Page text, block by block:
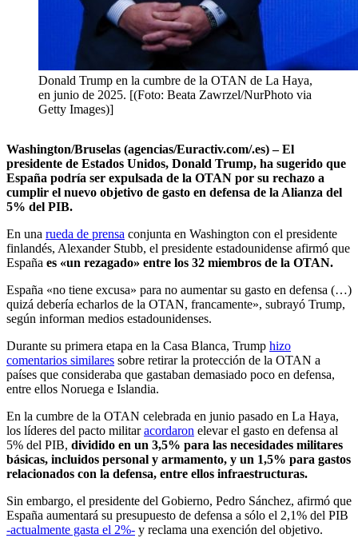
Donald Trump en la cumbre de la OTAN de La Haya,
en junio de 2025. [(Foto: Beata Zawrzel/NurPhoto via
Getty Images)]
Washington/Bruselas (agencias/Euractiv.com/.es) – El
presidente de Estados Unidos, Donald Trump, ha sugerido que
España podría ser expulsada de la OTAN por su rechazo a
cumplir el nuevo objetivo de gasto en defensa de la Alianza del
5% del PIB.
En una rueda de prensa conjunta en Washington con el presidente
finlandés, Alexander Stubb, el presidente estadounidense afirmó que
España es «un rezagado» entre los 32 miembros de la OTAN.
España «no tiene excusa» para no aumentar su gasto en defensa (…)
quizá debería echarlos de la OTAN, francamente», subrayó Trump,
según informan medios estadounidenses.
Durante su primera etapa en la Casa Blanca, Trump hizo
comentarios similares sobre retirar la protección de la OTAN a
países que consideraba que gastaban demasiado poco en defensa,
entre ellos Noruega e Islandia.
En la cumbre de la OTAN celebrada en junio pasado en La Haya,
los líderes del pacto militaracordaron elevar el gasto en defensa al
5% del PIB, dividido en un 3,5% para las necesidades militares
básicas, incluidos personal y armamento, y un 1,5% para gastos
relacionados con la defensa, entre ellos infraestructuras.
Sin embargo, el presidente del Gobierno, Pedro Sánchez, afirmó que
España aumentará su presupuesto de defensa a sólo el 2,1% del PIB
-actualmente gasta el 2%- y reclama una exención del objetivo.